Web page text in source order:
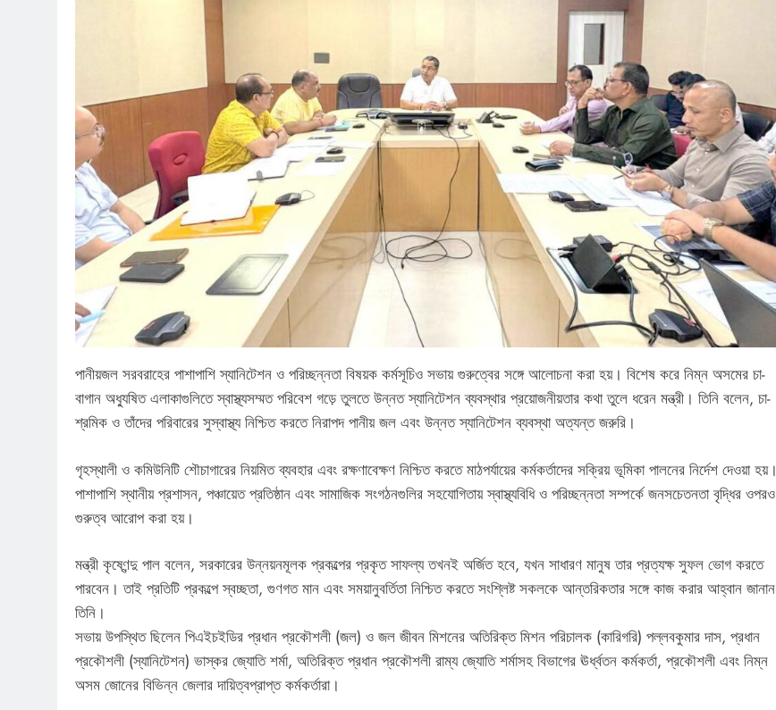
পানীয়জল সরবরাহের পাশাপাশি স্যানিটেশন ও পরিচ্ছন্নতা বিষয়ক কর্মসূচিও সভায় গুরুত্বের সঙ্গে আলোচনা করা হয়। বিশেষ করে নিম্ন অসমের চা-
বাগান অধ্যুষিত এলাকাগুলিতে স্বাস্থ্যসম্মত পরিবেশ গড়ে তুলতে উন্নত স্যানিটেশন ব্যবস্থার প্রয়োজনীয়তার কথা তুলে ধরেন মন্ত্রী। তিনি বলেন, চা-
শ্রমিক ও তাঁদের পরিবারের সুস্বাস্থ্য নিশ্চিত করতে নিরাপদ পানীয় জল এবং উন্নত স্যানিটেশন ব্যবস্থা অত্যন্ত জরুরি।
গৃহস্থালী ও কমিউনিটি শৌচাগারের নিয়মিত ব্যবহার এবং রক্ষণাবেক্ষণ নিশ্চিত করতে মাঠপর্যায়ের কর্মকর্তাদের সক্রিয় ভূমিকা পালনের নির্দেশ দেওয়া হয়।
পাশাপাশি স্থানীয় প্রশাসন, পঞ্চায়েত প্রতিষ্ঠান এবং সামাজিক সংগঠনগুলির সহযোগিতায় স্বাস্থ্যবিধি ও পরিচ্ছন্নতা সম্পর্কে জনসচেতনতা বৃদ্ধির ওপরও
গুরুত্ব আরোপ করা হয়।
মন্ত্রী কৃষ্ণেন্দু পাল বলেন, সরকারের উন্নয়নমূলক প্রকল্পের প্রকৃত সাফল্য তখনই অর্জিত হবে, যখন সাধারণ মানুষ তার প্রত্যক্ষ সুফল ভোগ করতে
পারবেন। তাই প্রতিটি প্রকল্পে স্বচ্ছতা, গুণগত মান এবং সময়ানুবর্তিতা নিশ্চিত করতে সংশ্লিষ্ট সকলকে আন্তরিকতার সঙ্গে কাজ করার আহ্বান জানান
তিনি।
সভায় উপস্থিত ছিলেন পিএইচইডির প্রধান প্রকৌশলী (জল) ও জল জীবন মিশনের অতিরিক্ত মিশন পরিচালক (কারিগরি) পল্লবকুমার দাস, প্রধান
প্রকৌশলী (স্যানিটেশন) ভাস্কর জ্যোতি শর্মা, অতিরিক্ত প্রধান প্রকৌশলী রাম্য জ্যোতি শর্মাসহ বিভাগের ঊর্ধ্বতন কর্মকর্তা, প্রকৌশলী এবং নিম্ন
অসম জোনের বিভিন্ন জেলার দায়িত্বপ্রাপ্ত কর্মকর্তারা।